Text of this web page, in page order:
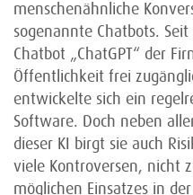
menschenähnliche
sogenannte Chatbots.
Chatbot „ChatGPT“ der
Öffentlichkeit frei
entwickelte sich ein
Software. Doch neben
dieser KI birgt sie auch
viele Kontroversen, nicht
möglichen Einsatzes in